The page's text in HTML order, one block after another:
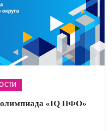
олимпиада «IQ ПФО»